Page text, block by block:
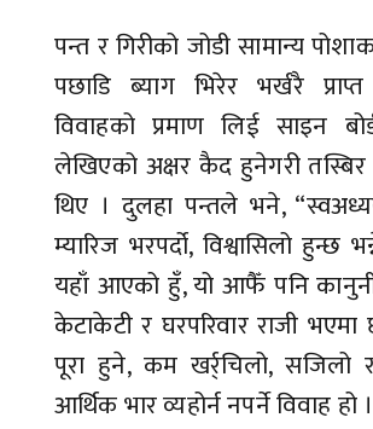
पन्त र गिरीको जोडी सामान्य
पछाडि ब्याग भिरेर भर्खरै
विवाहको प्रमाण लिई साइन
लेखिएको अक्षर कैद हुनेगरी
थिए । दुलहा पन्तले भने,
म्यारिज भरपर्दो, विश्वासिलो हुन्छ
यहाँ आएको हुँ, यो आफैँ पनि कानुनी
केटाकेटी र घरपरिवार राजी
पूरा हुने, कम खर्र्चिलो, सजिलो र
आर्थिक भार व्यहोर्न नपर्ने विवाह हो